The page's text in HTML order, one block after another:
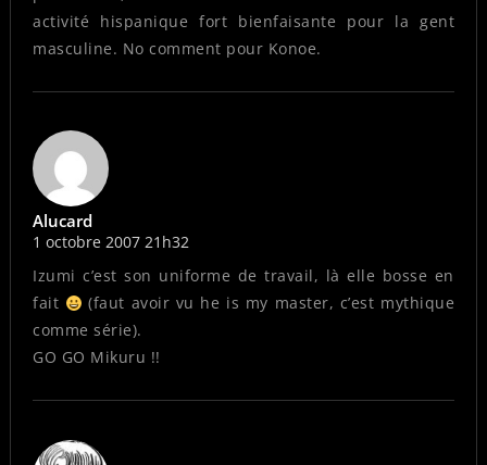
activité hispanique fort bienfaisante pour la gent
masculine. No comment pour Konoe.
Alucard
1 octobre 2007 21h32
Izumi c’est son uniforme de travail, là elle bosse en
fait
(faut avoir vu he is my master, c’est mythique
comme série).
GO GO Mikuru !!